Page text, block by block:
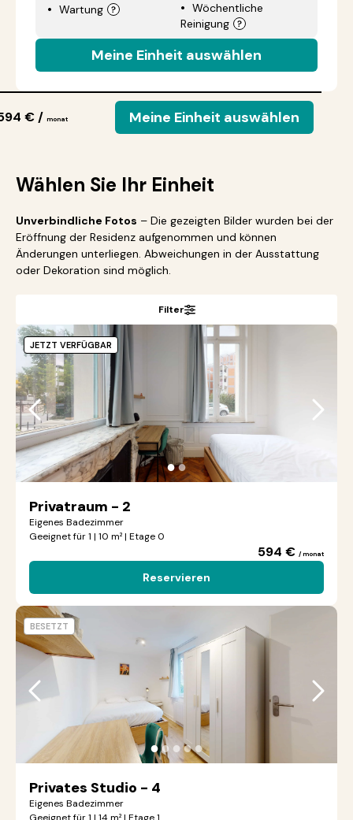
Wartung
Wöchentliche
Reinigung
Meine Einheit auswählen
€ / monat Meine Einheit auswählen
Wählen Sie Ihr Einheit
Unverbindliche Fotos – Die gezeigten Bilder wurden bei der
Eröffnung der Residenz aufgenommen und können
Änderungen unterliegen. Abweichungen in der Ausstattung
oder Dekoration sind möglich.
Filter
●●
Privatraum - 2
Eigenes Badezimmer
Geeignet für 1 | 10 m² | Etage 0
594 € / monat
Reservieren
JETZT VERFÜGBAR
●●●●●
Privates Studio - 4
Eigenes Badezimmer
BESETZT